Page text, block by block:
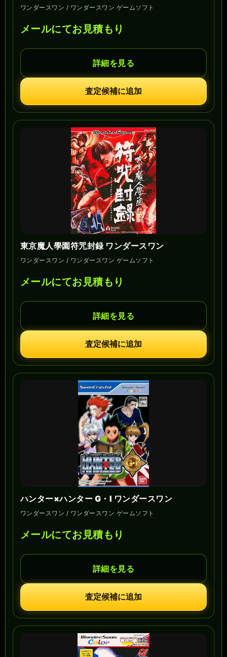
ワンダースワン / ワンダースワン ゲームソフト
メールにてお見積もり
詳細を見る
査定候補に追加
東京魔人學園符咒封録 ワンダースワン
ワンダースワン / ワンダースワン ゲームソフト
メールにてお見積もり
詳細を見る
査定候補に追加
ハンター×ハンター G・I ワンダースワン
ワンダースワン / ワンダースワン ゲームソフト
メールにてお見積もり
詳細を見る
査定候補に追加